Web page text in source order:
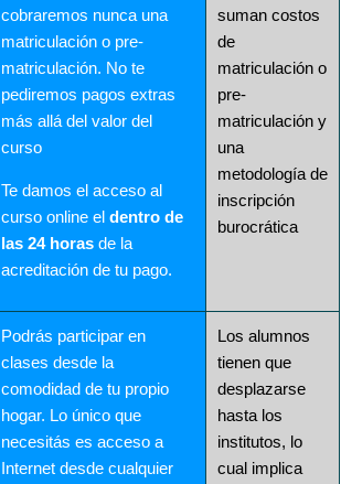
cobraremos nunca una
matriculación o pre-
matriculación. No te
pediremos pagos extras
más allá del valor del
curso
Te damos el acceso al
curso online el dentro de
las 24 horas de la
acreditación de tu pago.
suman costos
de
matriculación o
pre-
matriculación y
una
metodología de
inscripción
burocrática
Podrás participar en
clases desde la
comodidad de tu propio
hogar. Lo único que
necesitás es acceso a
Internet desde cualquier
Los alumnos
tienen que
desplazarse
hasta los
institutos, lo
cual implica